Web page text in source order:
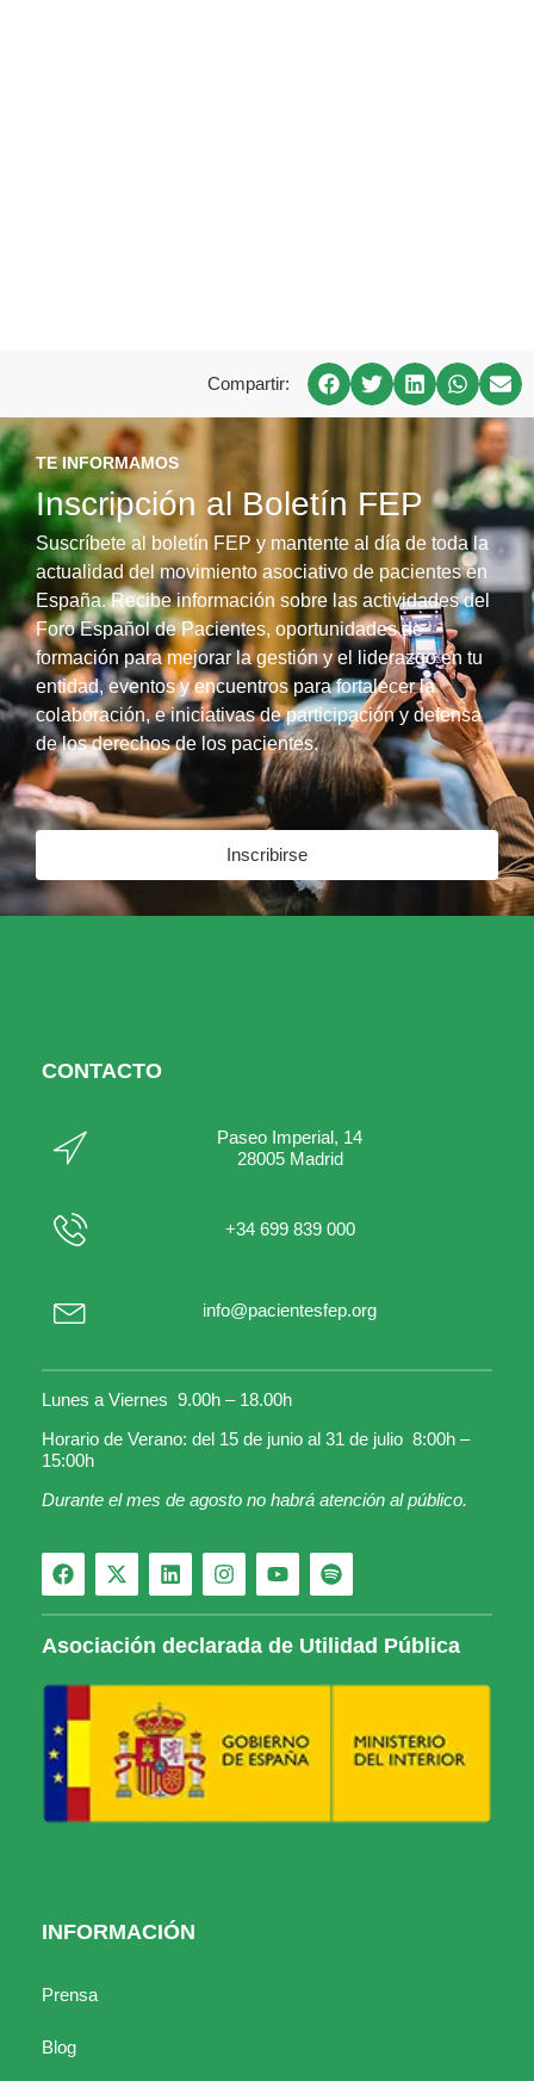
Compartir:
TE INFORMAMOS
Inscripción al Boletín FEP
Suscríbete al boletín FEP y mantente al día de toda la
actualidad del movimiento asociativo de pacientes en
España. Recibe información sobre las actividades del
Foro Español de Pacientes, oportunidades de
formación para mejorar la gestión y el liderazgo en tu
entidad, eventos y encuentros para fortalecer la
colaboración, e iniciativas de participación y defensa
de los derechos de los pacientes.
Inscribirse
CONTACTO
Paseo Imperial, 14
28005 Madrid
+34 699 839 000
info@pacientesfep.org
Lunes a Viernes 9.00h – 18.00h
Horario de Verano: del 15 de junio al 31 de julio 8:00h –
15:00h
Durante el mes de agosto no habrá atención al público.
Asociación declarada de Utilidad Pública
INFORMACIÓN
Prensa
Blog